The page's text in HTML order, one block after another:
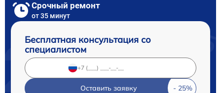
Срочный ремонт
от 35 минут
Бесплатная консультация со
специалистом
Оставить заявку